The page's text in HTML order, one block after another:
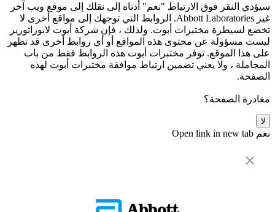
سيؤدي النقر فوق الارتباط "نعم" أدناه إلى نقلك إلى موقع ويب آخر
غير Abbott Laboratories. الروابط التي توجهك إلى مواقع أخرى لا
تخضع لسيطرة مختبرات أبوت. ولذلك ، فإن شركة أبوت لابوراتوريز
ليست مسؤولة عن محتوى هذه المواقع أو أي روابط أخرى قد تظهر
على هذا الموقع. توفر مختبرات أبوت هذه الروابط فقط من باب
المجاملة ، ولا يعني تضمين ارتباط موافقة مختبرات أبوت لهذه
الصفحة.
مغادرة الصفحة؟
لا
نعم Open link in new tab